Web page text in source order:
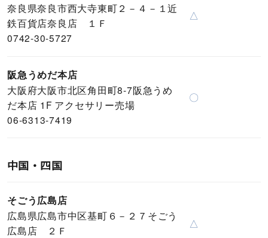
奈良県奈良市西大寺東町２－４－１近
鉄百貨店奈良店 １Ｆ
0742-30-5727
△
阪急うめだ本店
大阪府大阪市北区角田町8-7阪急うめ
だ本店 1F アクセサリー売場
06-6313-7419
〇
中国・四国
そごう広島店
広島県広島市中区基町６－２７そごう
広島店 ２Ｆ
△